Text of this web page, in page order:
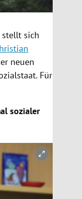
stellt sich
neuen
. Für
sozialer